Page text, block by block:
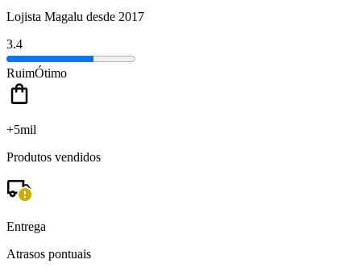
Lojista Magalu desde 2017
3.4
RuimÓtimo
+5mil
Produtos vendidos
Entrega
Atrasos pontuais